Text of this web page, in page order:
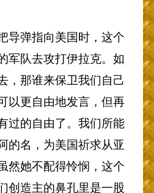
导弹指向美国时，这个
军队去攻打伊拉克。如
，那谁来保卫我们自己
以更自由地发言，但再
过的自由了。我们所能
的名，为美国祈求从亚
然她不配得怜悯，这个
创造主的鼻孔里是一股